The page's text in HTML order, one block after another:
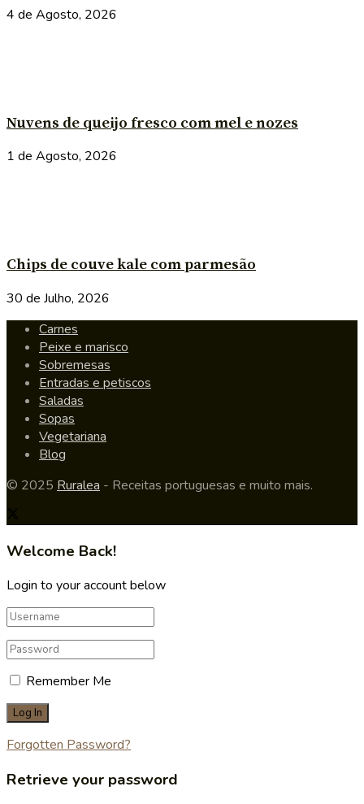
4 de Agosto, 2026
Nuvens de queijo fresco com mel e nozes
1 de Agosto, 2026
Chips de couve kale com parmesão
30 de Julho, 2026
Carnes
Peixe e marisco
Sobremesas
Entradas e petiscos
Saladas
Sopas
Vegetariana
Blog
© 2025 Ruralea - Receitas portuguesas e muito mais.
Welcome Back!
Login to your account below
Remember Me
Forgotten Password?
Retrieve your password